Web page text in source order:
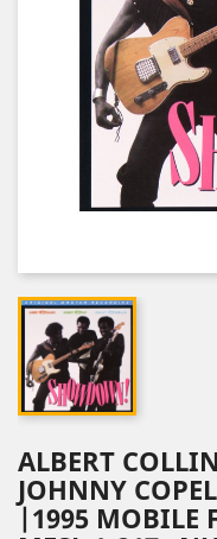
ALBERT
JOHNNY
|1995 MOBILE